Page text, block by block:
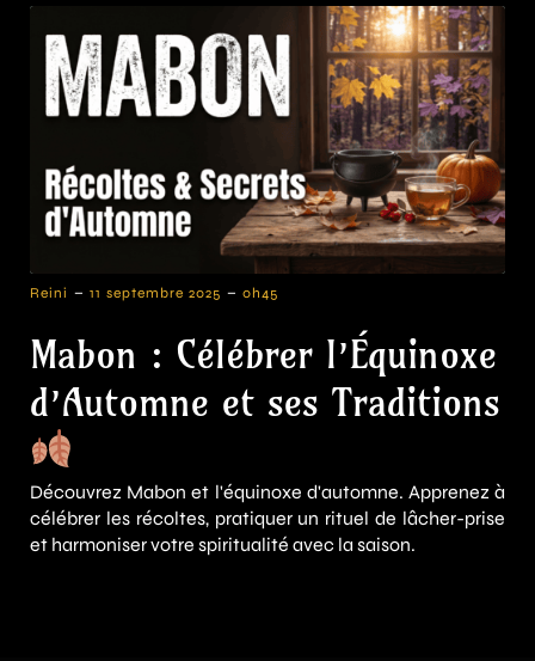
Reini - 11 septembre 2025 - 0h45
Mabon : Célébrer l’Équinoxe
d’Automne et ses Traditions
Découvrez Mabon et l'équinoxe d'automne. Apprenez à
célébrer les récoltes, pratiquer un rituel de lâcher-prise
et harmoniser votre spiritualité avec la saison.